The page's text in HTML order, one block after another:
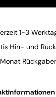
1-3
Hin- und